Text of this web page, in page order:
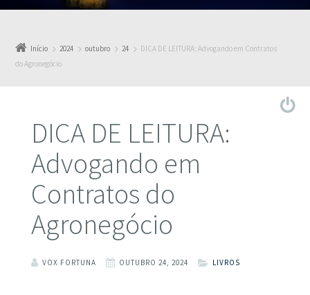
Início 2024 outubro 24
DICA DE LEITURA: Advogando em Contratos
do Agronegócio
DICA DE LEITURA:
Advogando em
Contratos do
Agronegócio
VOX FORTUNA OUTUBRO 24, 2024 LIVROS